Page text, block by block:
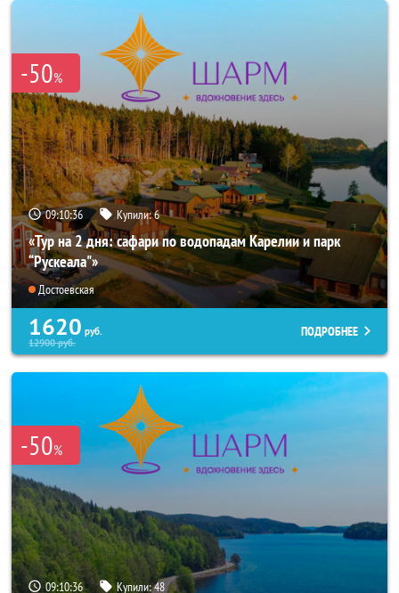
-50%
09:10:35 Купили:6
«Тур на 2 дня: сафари по водопадам Карелии и парк
“Рускеала"»
Достоевская
1620 руб.
12900руб.
ПОДРОБНЕЕ
-50%
09:10:35 Купили:48